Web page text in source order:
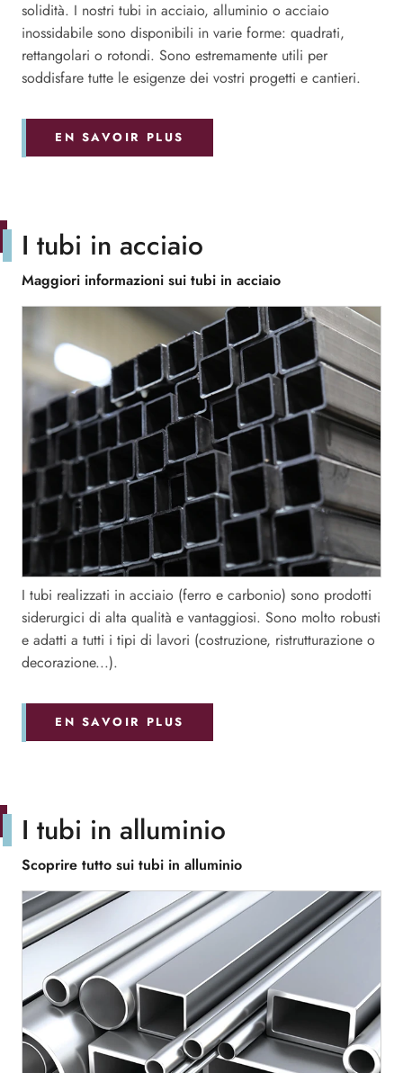
solidità. I nostri tubi in acciaio, alluminio o acciaio
inossidabile sono disponibili in varie forme: quadrati,
rettangolari o rotondi. Sono estremamente utili per
soddisfare tutte le esigenze dei vostri progetti e cantieri.
EN SAVOIR PLUS
Maggiori informazioni sui tubi in acciaio
I tubi in acciaio
I tubi realizzati in acciaio (ferro e carbonio) sono prodotti
siderurgici di alta qualità e vantaggiosi. Sono molto robusti
e adatti a tutti i tipi di lavori (costruzione, ristrutturazione o
decorazione...).
EN SAVOIR PLUS
Scoprire tutto sui tubi in alluminio
I tubi in alluminio